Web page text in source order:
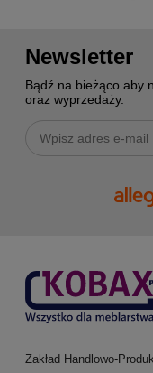
Newsletter
Bądź na bieżąco aby
oraz wyprzedaży.
Zakład Handlowo-